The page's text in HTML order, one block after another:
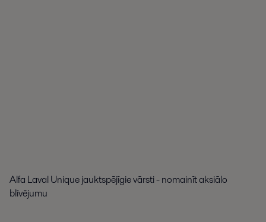
Alfa Laval Unique jauktspējīgie vārsti - nomainīt aksiālo
blīvējumu